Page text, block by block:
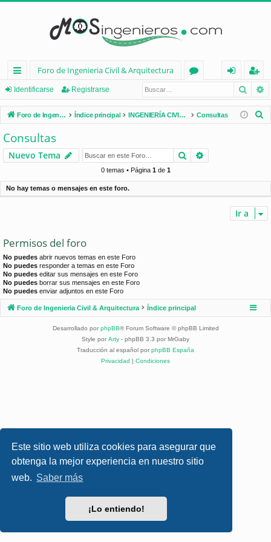
Este sitio web utiliza cookies para asegurar que
obtenga la mejor experiencia en nuestro sitio
web. Saber más
¡Lo entiendo!
nl
ac
es
rá
pi
d
Foro de Ingenieria Civil & Arquitectura
os
nt
ifi
e
eg
ist
ra
Identificarse Registrarse
Foro de Ingenieria Civil & Arquitectura Índice principal INGENIERÍA CIVIL (España) Consultas
r
Consultas
Nuevo Tema Buscar
0 temas • Página 1de 1
No hay temas o mensajes en este foro.
Ir a
Permisos del foro
No puedes abrir nuevos temas en este Foro
No puedes responder a temas en este Foro
No puedes editar sus mensajes en este Foro
No puedes borrar sus mensajes en este Foro
No puedes enviar adjuntos en este Foro
Foro de Ingenieria Civil & Arquitectura Índice principal
Desarrollado por phpBB® Forum Software © phpBB Limited
Style por Arty - phpBB 3.3 por MrGaby
Traducción al español por phpBB España
Privacidad | Condiciones